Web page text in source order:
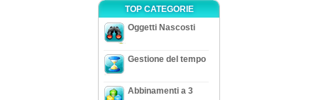
TOP CATEGORIE
Oggetti Nascosti
Gestione del tempo
Abbinamenti a 3